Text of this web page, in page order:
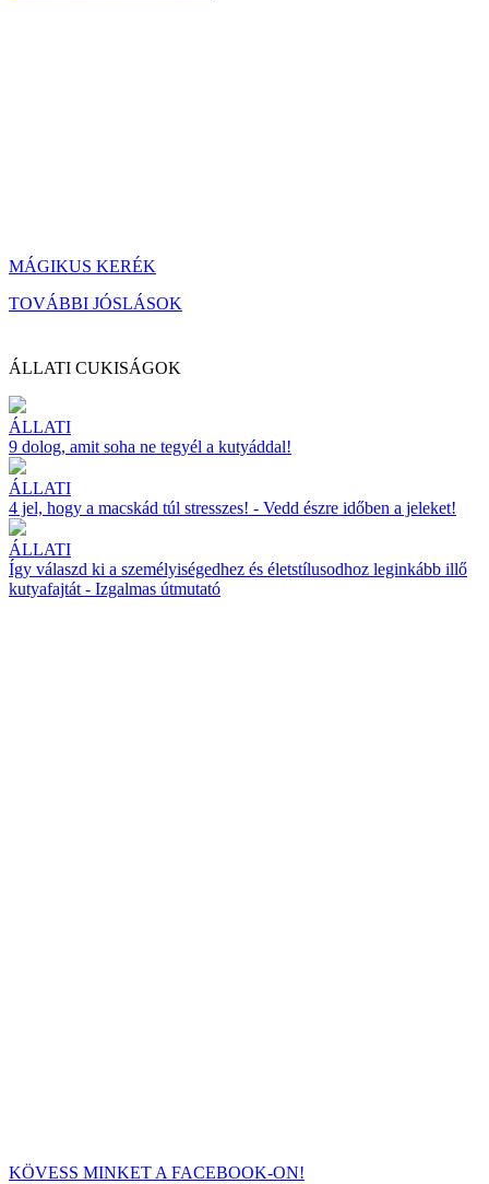
MÁGIKUS KERÉK
TOVÁBBI JÓSLÁSOK
ÁLLATI CUKISÁGOK
ÁLLATI
9 dolog, amit soha ne tegyél a kutyáddal!
ÁLLATI
4 jel, hogy a macskád túl stresszes! - Vedd észre időben a jeleket!
ÁLLATI
Így válaszd ki a személyiségedhez és életstílusodhoz leginkább illő
kutyafajtát - Izgalmas útmutató
KÖVESS MINKET A FACEBOOK-ON!